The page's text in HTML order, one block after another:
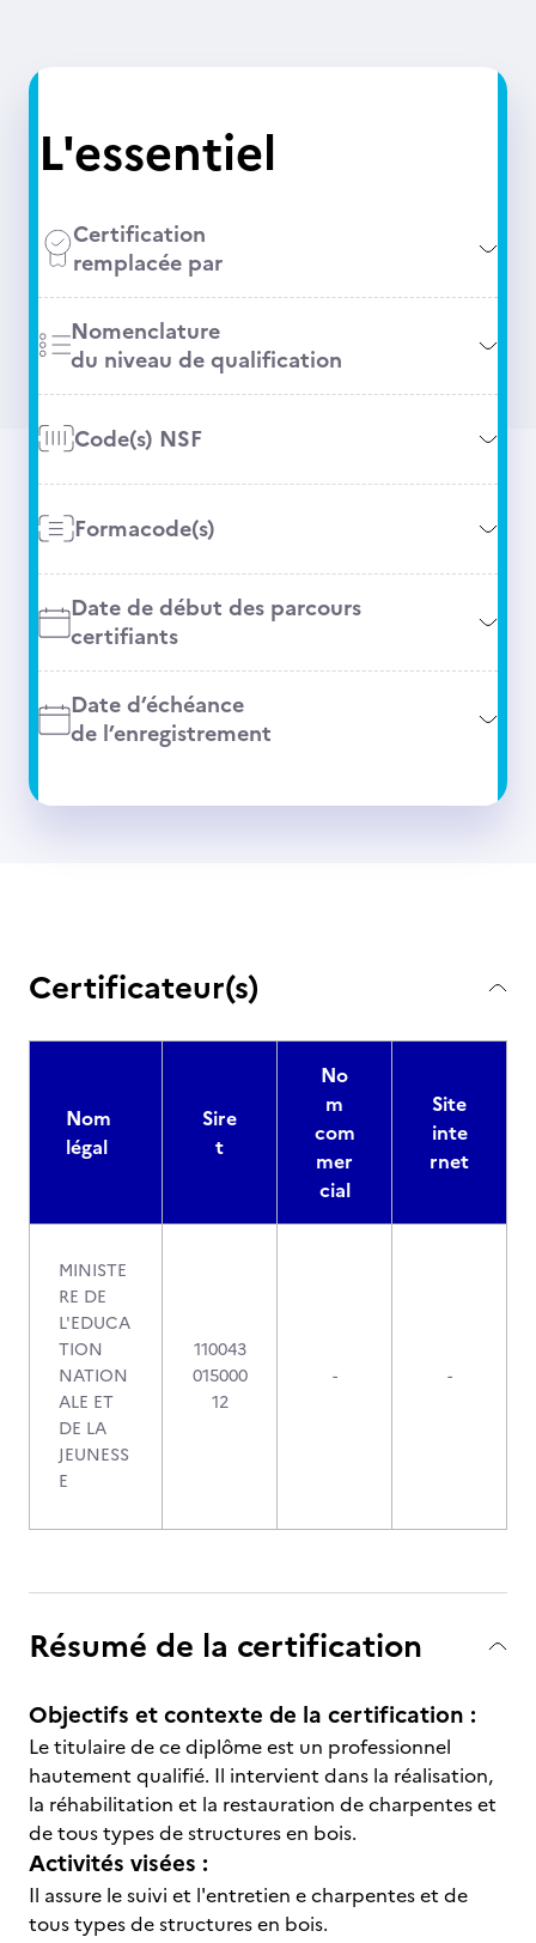
L'essentiel
Certification
remplacée par
Nomenclature
du niveau de qualification
Code(s) NSF
Formacode(s)
Date de début des parcours
certifiants
Date d’échéance
de l’enregistrement
Certificateur(s)
Nom
légal
Sire
t
No
m
com
mer
cial
Site
inte
rnet
MINISTE
RE DE
L'EDUCA
TION
NATION
ALE ET
DE LA
JEUNESS
E
110043
015000
12
- -
Résumé de la certification
Objectifs et contexte de la certification :
Le titulaire de ce diplôme est un professionnel
hautement qualifié. Il intervient dans la réalisation,
la réhabilitation et la restauration de charpentes et
de tous types de structures en bois.
Activités visées :
Il assure le suivi et l'entretien e charpentes et de
tous types de structures en bois.